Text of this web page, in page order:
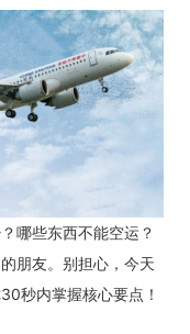
哪些东西不能空运？
朋友。别担心，今天
秒内掌握核心要点！